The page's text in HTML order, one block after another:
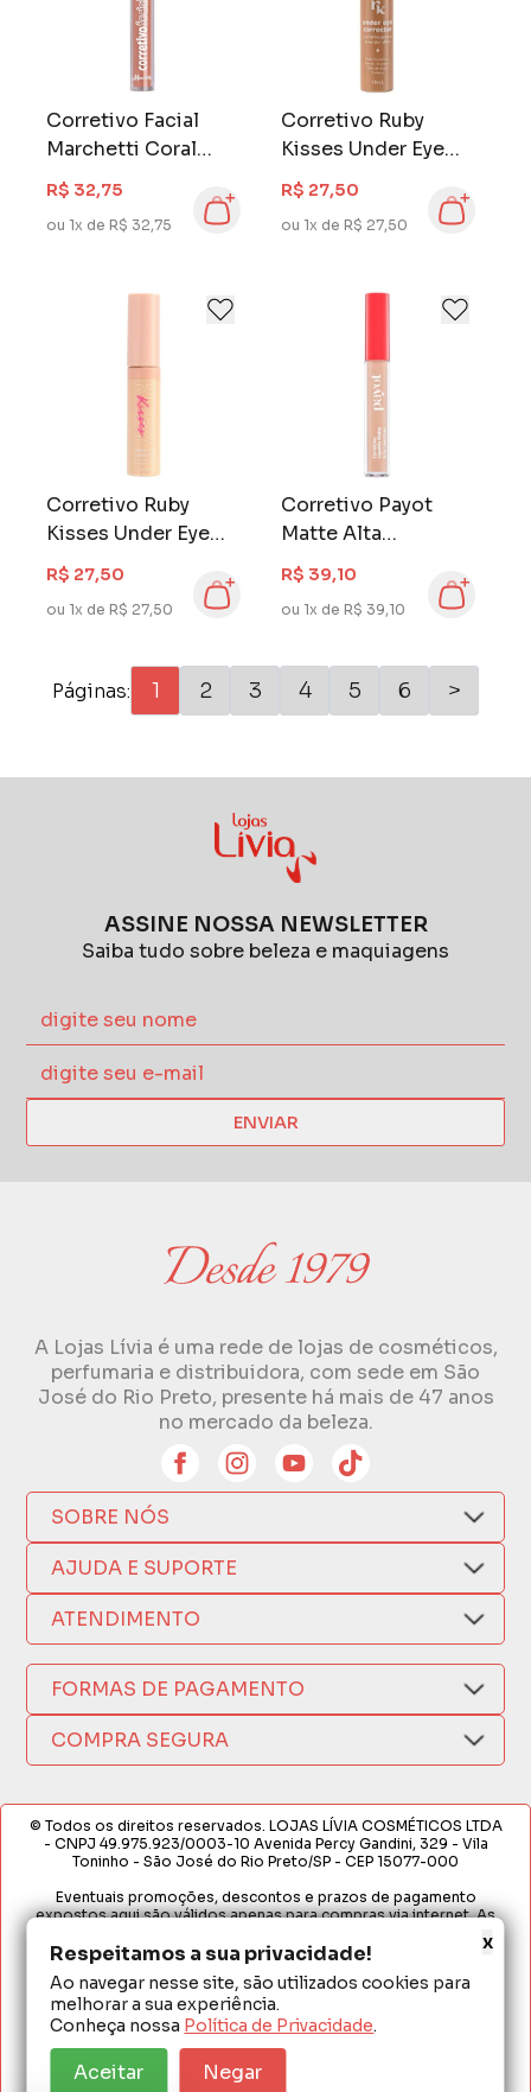
Respeitamos a sua privacidade!
Ao navegar nesse site, são utilizados cookies para
melhorar a sua experiência.
Conheça nossa Política de Privacidade.
Aceitar Negar
x
Corretivo Facial
Marchetti Coral
Camuflagem
R$ 32,75
ou 1x de R$ 32,75
Corretivo Ruby
Kisses Under Eye
Corrector 30
R$ 27,50
ou 1x de R$ 27,50
Corretivo Ruby
Kisses Under Eye
Corrector 10
R$ 27,50
ou 1x de R$ 27,50
Corretivo Payot
Matte Alta
Cobertura 1,5
R$ 39,10
ou 1x de R$ 39,10
Páginas: 1 2 3 4 5 6 >
ASSINE NOSSA NEWSLETTER
Saiba tudo sobre beleza e maquiagens
ENVIAR
A Lojas Lívia é uma rede de lojas de cosméticos,
perfumaria e distribuidora, com sede em São
José do Rio Preto, presente há mais de 47 anos
no mercado da beleza.
SOBRE NÓS
Quem Somos
Compra Segura
Como Comprar
Nossas Lojas
Política de Privacidade
AJUDA E SUPORTE
Nosso Aplicativo
Trocas e Devoluções
Formas de Pagamento
Fretes e Entregas
Fabricantes
Termos de Compra e Venda
ATENDIMENTO
(17) 3209-9595
sacweb@lojaslivia.com.br
FORMAS DE PAGAMENTO
COMPRA SEGURA
© Todos os direitos reservados. LOJAS LÍVIA COSMÉTICOS LTDA
- CNPJ 49.975.923/0003-10 Avenida Percy Gandini, 329 - Vila
Toninho - São José do Rio Preto/SP - CEP 15077-000
Eventuais promoções, descontos e prazos de pagamento
expostos aqui são válidos apenas para compras via internet. As
Loja. É proibida a utilização total ou parcial sem nossa autorização.
Em caso de divergência de preços no site, o valor válido é o do
Carrinho de Compras. Preços e condições de pagamento
exclusivos para compras via internet. Ofertas válidas até o
término de nossos estoques para internet. Vendas sujeitas à
análise e confirmação de dados.